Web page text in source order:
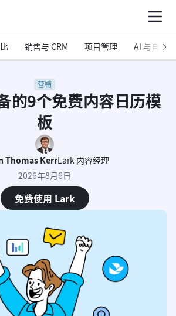
销售与 CRM 项目管理 AI 与自动化
营销
的9个免费内容日历模
板
Thomas KerrLark 内容经理
2026年8月6日
免费使用 Lark
板？
模板的重要特征
始使用的前9个免费内容日历模板
历模板 - Lark 多维表格
模板 - Lark 多维表格